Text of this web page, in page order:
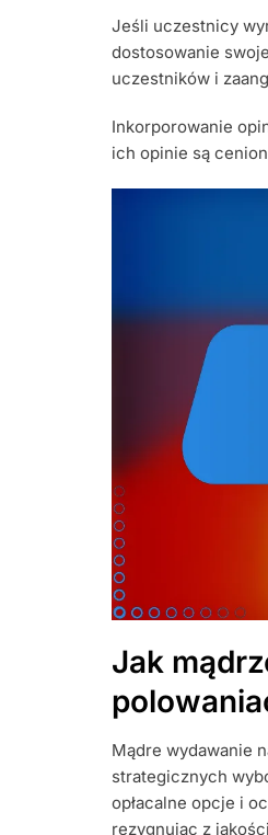
Jeśli uczestnicy
dostosowanie
uczestników i
Inkorporowanie
ich opinie są
Jak
Mądre wydawanie
strategicznych
opłacalne opcje i
rezygnując z